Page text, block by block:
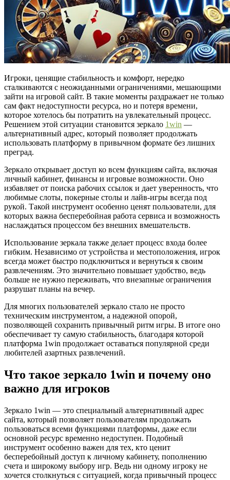
Игроки, ценящие стабильность и комфорт, нередко
сталкиваются с неожиданными ограничениями, мешающими
зайти на игровой сайт. В такие моменты раздражает не только
сам факт недоступности ресурса, но и потеря времени,
которое хотелось бы потратить на увлекательный процесс.
Решением этой ситуации становится зеркало 1win —
альтернативный адрес, который позволяет продолжать
использовать платформу в привычном формате без лишних
преград.
Зеркало открывает доступ ко всем функциям сайта, включая
личный кабинет, финансы и игровые возможности. Оно
избавляет от поиска рабочих ссылок и дает уверенность, что
любимые слоты, покерные столы и лайв-игры всегда под
рукой. Такой инструмент особенно ценят пользователи, для
которых важна бесперебойная работа сервиса и возможность
наслаждаться процессом без внешних вмешательств.
Использование зеркала также делает процесс входа более
гибким. Независимо от устройства и местоположения, игрок
всегда может быстро подключиться и вернуться к своим
развлечениям. Это значительно повышает удобство, ведь
больше не нужно переживать, что внезапные ограничения
разрушат планы на вечер.
Для многих пользователей зеркало стало не просто
техническим инструментом, а надежной опорой,
позволяющей сохранить привычный ритм игры. В итоге оно
обеспечивает ту самую стабильность, благодаря которой
платформа 1win продолжает оставаться популярной среди
любителей азартных развлечений.
Что такое зеркало 1win и почему оно
важно для игроков
Зеркало 1win — это специальный альтернативный адрес
сайта, который позволяет пользователям продолжать
пользоваться всеми функциями платформы, даже если
основной ресурс временно недоступен. Подобный
инструмент особенно важен для тех, кто ценит
бесперебойный доступ к личному кабинету, пополнению
счета и широкому выбору игр. Ведь ни одному игроку не
хочется столкнуться с ситуацией, когда привычный процесс